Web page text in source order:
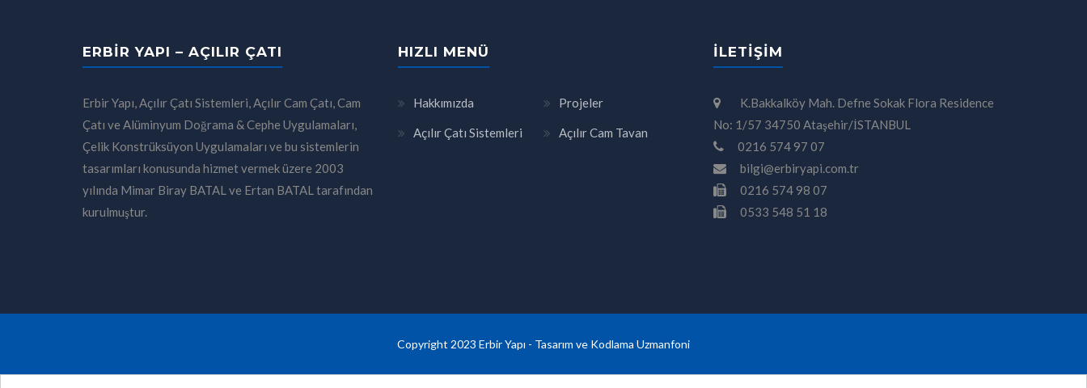
ERBIR YAPI – AÇILIR ÇATI
Erbir Yapı, Açılır Çatı Sistemleri, Açılır Cam Çatı, Cam
Çatı ve Alüminyum Doğrama & Cephe Uygulamaları,
Çelik Konstrüksüyon Uygulamaları ve bu sistemlerin
tasarımları konusunda hizmet vermek üzere 2003
yılında Mimar Biray BATAL ve Ertan BATAL tarafından
kurulmuştur.
HIZLI MENÜ
Hakkımızda Projeler
Açılır Çatı Sistemleri Açılır Cam Tavan
İLETIŞIM
K.Bakkalköy Mah. Defne Sokak Flora Residence
No: 1/57 34750 Ataşehir/İSTANBUL
0216 574 97 07
bilgi@erbiryapi.com.tr
0216 574 98 07
0533 548 51 18
Copyright 2023 Erbir Yapı - Tasarım ve Kodlama Uzmanfoni